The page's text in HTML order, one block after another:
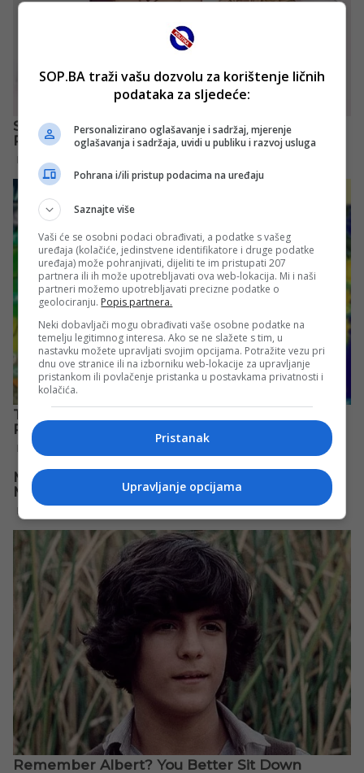
SOP.BA traži vašu dozvolu za korištenje ličnih
podataka za sljedeće:
Personalizirano oglašavanje i sadržaj, mjerenje
oglašavanja i sadržaja, uvidi u publiku i razvoj usluga
Pohrana i/ili pristup podacima na uređaju
Saznajte više
Vaši će se osobni podaci obrađivati, a podatke s vašeg
uređaja (kolačiće, jedinstvene identifikatore i druge podatke
uređaja) može pohranjivati, dijeliti te im pristupati 207
partnera ili ih može upotrebljavati ova web-lokacija. Mi i naši
partneri možemo upotrebljavati precizne podatke o
geolociranju. Popis partnera.
Neki dobavljači mogu obrađivati vaše osobne podatke na
temelju legitimnog interesa. Ako se ne slažete s tim, u
nastavku možete upravljati svojim opcijama. Potražite vezu pri
dnu ove stranice ili na izborniku web-lokacije za upravljanje
pristankom ili povlačenje pristanka u postavkama privatnosti i
kolačića.
Pristanak
Upravljanje opcijama